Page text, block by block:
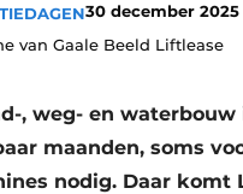
30 december 2025
van Gaale Beeld Liftlease
, weg- en
maanden, soms
nodig. Daar komt